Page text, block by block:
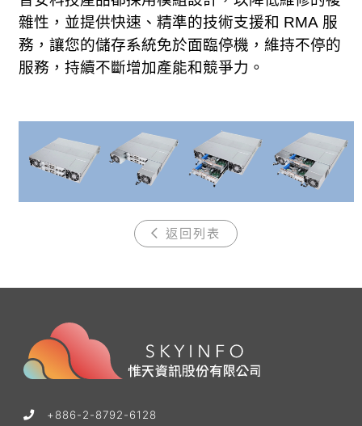
雜性，並提供快速、精準的技術支援和 RMA 服
務，讓您的儲存系統免於面臨停機，維持不停的
服務，持續不斷增加產能和競爭力。
返回列表
+886-2-8792-6128